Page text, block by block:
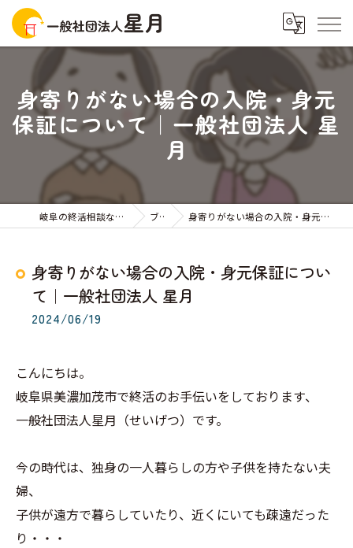
身寄りがない場合の入院・身元
保証について｜一般社団法人 星
月
岐阜の終活相談なら一般社団法人星月 ブログ 身寄りがない場合の入院・身元保証について｜一般社団法人 星月
身寄りがない場合の入院・身元保証につい
て｜一般社団法人 星月
2024/06/19
こんにちは。
岐阜県美濃加茂市で終活のお手伝いをしております、
一般社団法人星月（せいげつ）です。
今の時代は、独身の一人暮らしの方や子供を持たない夫
婦、
子供が遠方で暮らしていたり、近くにいても疎遠だった
り・・・